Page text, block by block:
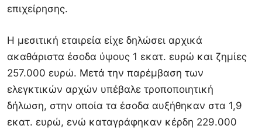
επιχείρησης.
Η μεσιτική εταιρεία είχε δηλώσει αρχικά
ακαθάριστα έσοδα ύψους 1 εκατ. ευρώ και ζημίες
257.000 ευρώ. Μετά την παρέμβαση των
ελεγκτικών αρχών υπέβαλε τροποποιητική
δήλωση, στην οποία τα έσοδα αυξήθηκαν στα 1,9
εκατ. ευρώ, ενώ καταγράφηκαν κέρδη 229.000